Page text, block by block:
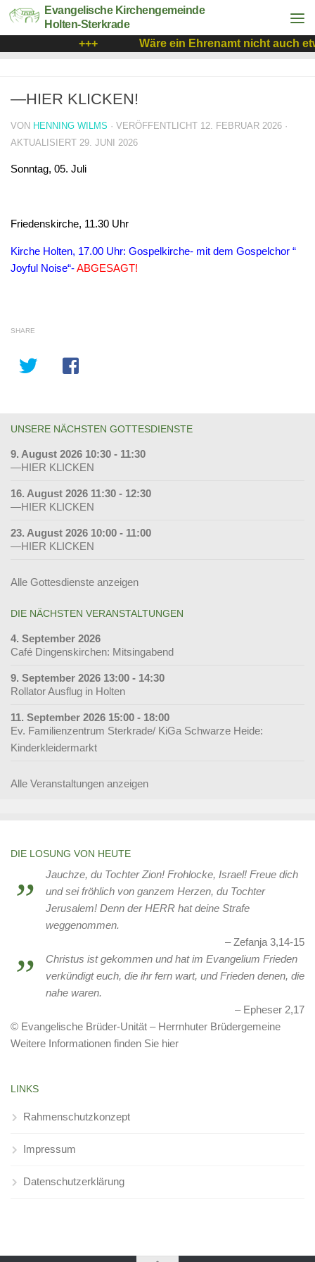
Evangelische Kirchengemeinde
Holten-Sterkrade
+++
Wäre ein Ehrenamt nicht auch
—HIER KLICKEN!
VON HENNING WILMS · VERÖFFENTLICHT 12. FEBRUAR 2026 ·
AKTUALISIERT 29. JUNI 2026
Sonntag, 05. Juli
Friedenskirche, 11.30 Uhr
Kirche Holten, 17.00 Uhr: Gospelkirche- mit dem Gospelchor “
Joyful Noise“-ABGESAGT!
SHARE
UNSERE NÄCHSTEN GOTTESDIENSTE
9. August 2026 10:30 - 11:30
—HIER KLICKEN
16. August 2026 11:30 - 12:30
—HIER KLICKEN
23. August 2026 10:00 - 11:00
—HIER KLICKEN
Alle Gottesdienste anzeigen
DIE NÄCHSTEN VERANSTALTUNGEN
4. September 2026
Café Dingenskirchen: Mitsingabend
9. September 2026 13:00 - 14:30
Rollator Ausflug in Holten
11. September 2026 15:00 - 18:00
Ev. Familienzentrum Sterkrade/ KiGa Schwarze Heide:
Kinderkleidermarkt
Alle Veranstaltungen anzeigen
DIE LOSUNG VON HEUTE
Jauchze, du Tochter Zion! Frohlocke, Israel! Freue dich
und sei fröhlich von ganzem Herzen, du Tochter
Jerusalem! Denn der HERR hat deine Strafe
weggenommen.
Zefanja 3,14-15
Christus ist gekommen und hat im Evangelium Frieden
verkündigt euch, die ihr fern wart, und Frieden denen, die
nahe waren.
Epheser 2,17
© Evangelische Brüder-Unität – Herrnhuter Brüdergemeine
Weitere Informationen finden Sie hier
LINKS
Rahmenschutzkonzept
Impressum
Datenschutzerklärung